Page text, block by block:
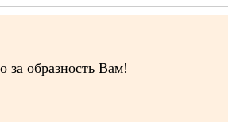
за образность Вам!